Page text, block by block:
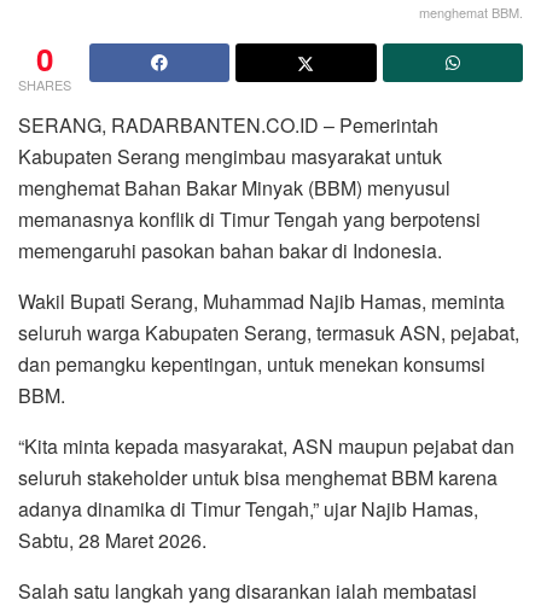
menghemat BBM.
0
SHARES
SERANG, RADARBANTEN.CO.ID – Pemerintah
Kabupaten Serang mengimbau masyarakat untuk
menghemat Bahan Bakar Minyak (BBM) menyusul
memanasnya konflik di Timur Tengah yang berpotensi
memengaruhi pasokan bahan bakar di Indonesia.
Wakil Bupati Serang, Muhammad Najib Hamas, meminta
seluruh warga Kabupaten Serang, termasuk ASN, pejabat,
dan pemangku kepentingan, untuk menekan konsumsi
BBM.
“Kita minta kepada masyarakat, ASN maupun pejabat dan
seluruh stakeholder untuk bisa menghemat BBM karena
adanya dinamika di Timur Tengah,” ujar Najib Hamas,
Sabtu, 28 Maret 2026.
Salah satu langkah yang disarankan ialah membatasi